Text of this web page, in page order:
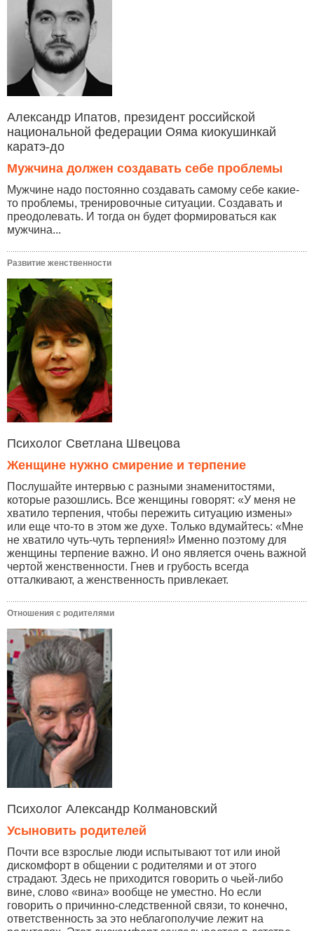
Александр Ипатов, президент российской
национальной федерации Ояма киокушинкай
каратэ-до
Мужчина должен создавать себе проблемы
Мужчине надо постоянно создавать самому себе какие-
то проблемы, тренировочные ситуации. Создавать и
преодолевать. И тогда он будет формироваться как
мужчина...
Развитие женственности
Психолог Светлана Швецова
Женщине нужно смирение и терпение
Послушайте интервью с разными знаменитостями,
которые разошлись. Все женщины говорят: «У меня не
хватило терпения, чтобы пережить ситуацию измены»
или еще что-то в этом же духе. Только вдумайтесь: «Мне
не хватило чуть-чуть терпения!» Именно поэтому для
женщины терпение важно. И оно является очень важной
чертой женственности. Гнев и грубость всегда
отталкивают, а женственность привлекает.
Отношения с родителями
Психолог Александр Колмановский
Усыновить родителей
Почти все взрослые люди испытывают тот или иной
дискомфорт в общении с родителями и от этого
страдают. Здесь не приходится говорить о чьей-либо
вине, слово «вина» вообще не уместно. Но если
говорить о причинно-следственной связи, то конечно,
ответственность за это неблагополучие лежит на